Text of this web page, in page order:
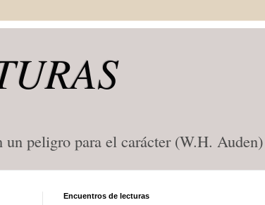
peligro para el carácter (W.H. Auden)
Encuentros de lecturas